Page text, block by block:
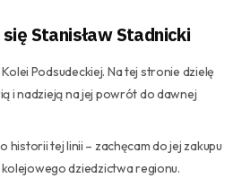
Stanisław Stadnicki
Podsudeckiej. Na tej stronie dzielę
i nadzieją na jej powrót do dawnej
historii tej linii – zachęcam do jej zakupu
dziedzictwa regionu.